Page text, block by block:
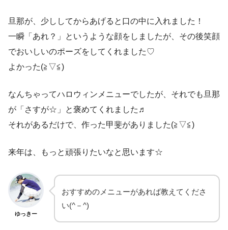
旦那が、少ししてからあげると口の中に入れました！
一瞬「あれ？」というような顔をしましたが、その後笑顔
でおいしいのポーズをしてくれました♡
よかった(≧▽≦)
なんちゃってハロウィンメニューでしたが、それでも旦那
が「さすが☆」と褒めてくれました♬
それがあるだけで、作った甲斐がありました(≧▽≦)
来年は、もっと頑張りたいなと思います☆
ゆっきー
おすすめのメニューがあれば教えてくださ
い(^－^)